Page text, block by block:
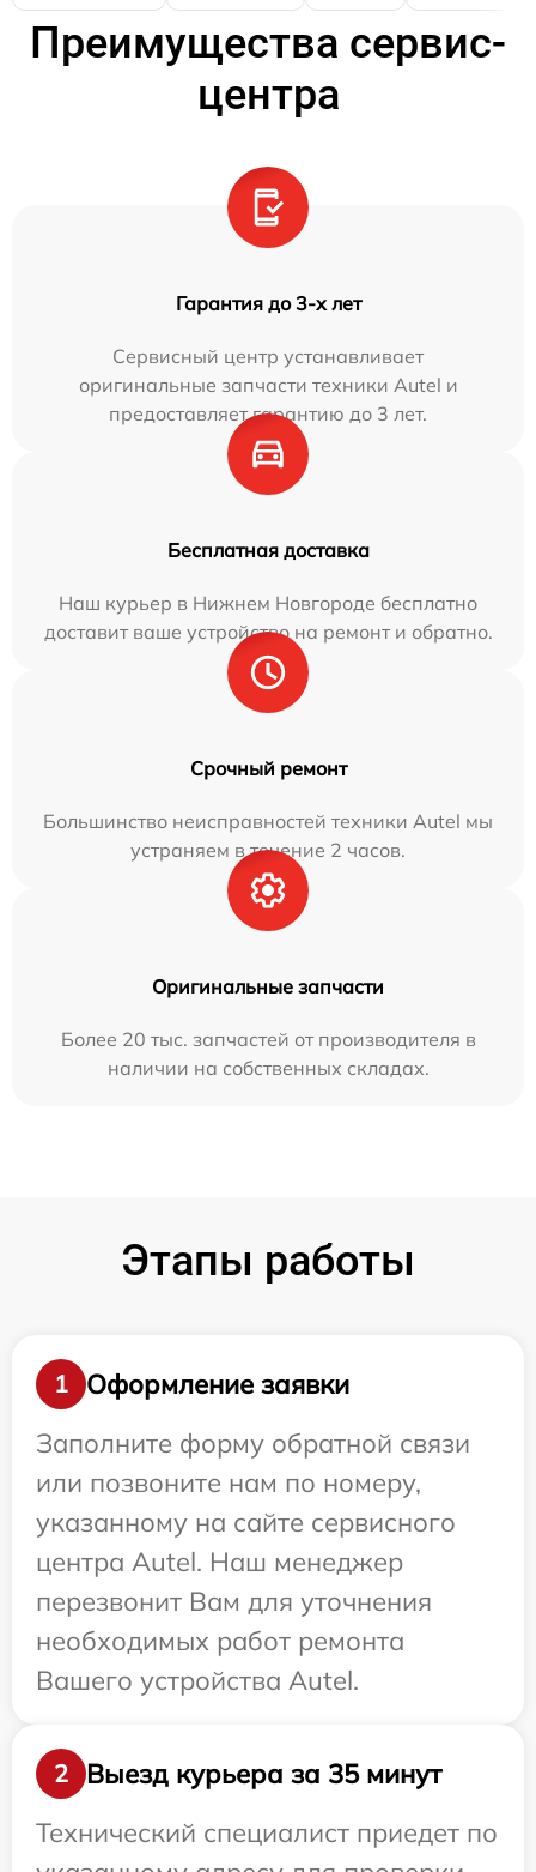
Преимущества сервис-
центра
Гарантия до 3-х лет
Сервисный центр устанавливает
оригинальные запчасти техники Autel и
предоставляет гарантию до 3 лет.
Бесплатная доставка
Наш курьер в Нижнем Новгороде бесплатно
доставит ваше устройство на ремонт и обратно.
Срочный ремонт
Большинство неисправностей техники Autel мы
устраняем в течение 2 часов.
Оригинальные запчасти
Более 20 тыс. запчастей от производителя в
наличии на собственных складах.
Этапы работы
1
Оформление заявки
Заполните форму обратной связи
или позвоните нам по номеру,
указанному на сайте сервисного
центра Autel. Наш менеджер
перезвонит Вам для уточнения
необходимых работ ремонта
Вашего устройства Autel.
2
Выезд курьера за 35 минут
Технический специалист приедет по